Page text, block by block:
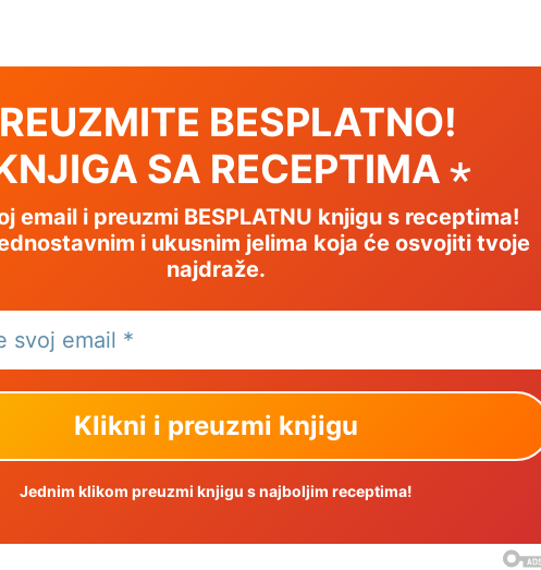
BESPLATNO!
SA RECEPTIMA ⋆
email i preuzmi BESPLATNU knjigu s receptima!
i ukusnim jelima koja će osvojiti tvoje
najdraže.
Jednim klikom preuzmi knjigu s najboljim receptima!